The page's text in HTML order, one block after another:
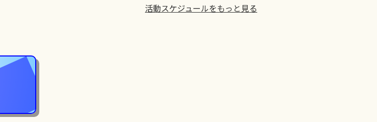
活動スケジュールをもっと見る